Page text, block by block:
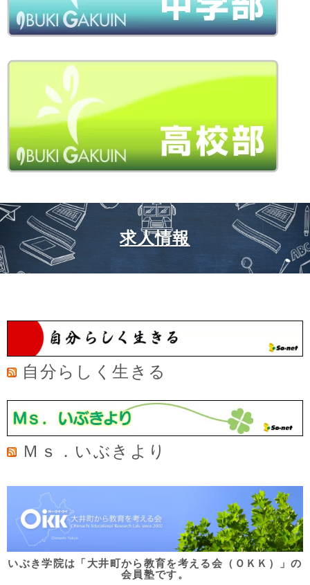
求人情報
自分らしく生きる
Ｍｓ．いぶきより
いぶき学院は「大井町から教育を考える会（ＯＫＫ）」の
会員塾です。